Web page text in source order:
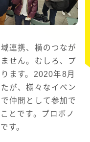
連携、横のつなが
せん。むしろ、プ
ます。2020年8月
が、様々なイベン
仲間として参加で
とです。プロボノ
す。